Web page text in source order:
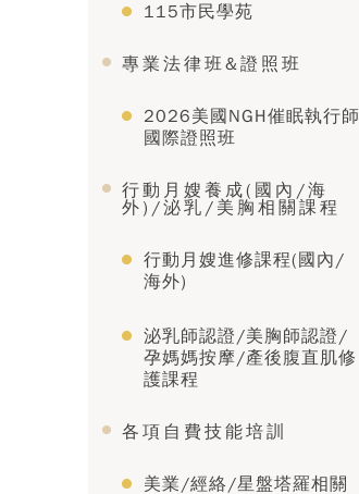
115市民學苑
專業法律班&證照班
2026美國NGH催眠執行師
國際證照班
行動月嫂養成(國內/海
外)/泌乳/美胸相關課程
行動月嫂進修課程(國內/
海外)
泌乳師認證/美胸師認證/
孕媽媽按摩/產後腹直肌修
護課程
各項自費技能培訓
美業/經絡/星盤塔羅相關